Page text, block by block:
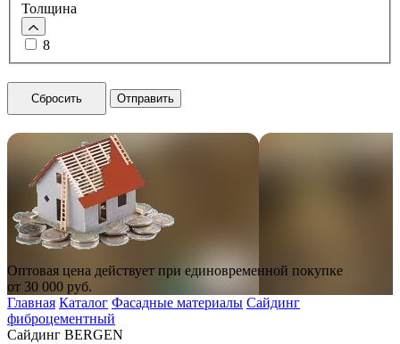
Толщина
8
Сбросить Отправить
Оптовая цена действует при единовременной покупке
от 30 000 руб.
Главная Каталог Фасадные материалы Сайдинг
фиброцементный
Сайдинг BERGEN